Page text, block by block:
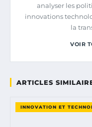
analyser les
innovations
la
VOIR
ARTICLES
INNOVATION ET